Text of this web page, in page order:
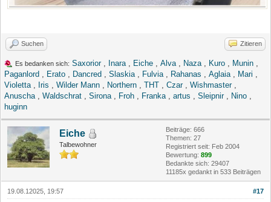
Suchen Zitieren
Es bedanken sich: Saxorior, Inara, Eiche , Alva, Naza, Kuro , Munin ,
Paganlord , Erato , Dancred , Slaskia, Fulvia, Rahanas , Aglaia, Mari ,
Violetta, Iris , Wilder Mann , Northern , THT , Czar, Wishmaster,
Anuscha, Waldschrat , Sirona, Froh , Franka, artus , Sleipnir, Nino ,
huginn
Eiche
Talbewohner
Beiträge: 666
Themen: 27
Registriert seit: Feb 2004
Bewertung: 899
Bedankte sich: 29407
11185x gedankt in 533 Beiträgen
#17
19.08.12025, 19:57